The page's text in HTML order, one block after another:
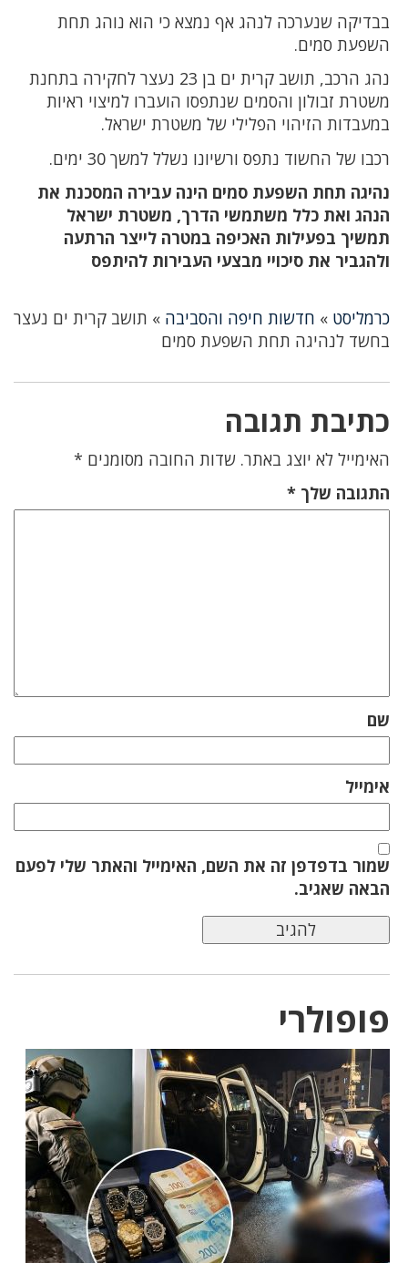
בבדיקה שנערכה לנהג אף נמצא כי הוא נוהג תחת
השפעת סמים.
נהג הרכב, תושב קרית ים בן 23 נעצר לחקירה בתחנת
משטרת זבולון והסמים שנתפסו הועברו למיצוי ראיות
במעבדות הזיהוי הפלילי של משטרת ישראל.
רכבו של החשוד נתפס ורשיונו נשלל למשך 30 ימים.
נהיגה תחת השפעת סמים הינה עבירה המסכנת את
הנהג ואת כלל משתמשי הדרך, משטרת ישראל
תמשיך בפעילות האכיפה במטרה לייצר הרתעה
ולהגביר את סיכויי מבצעי העבירות להיתפס
כרמליסט » חדשות חיפה והסביבה » תושב קרית ים נעצר
בחשד לנהיגה תחת השפעת סמים
כתיבת תגובה
האימייל לא יוצג באתר. שדות החובה מסומנים *
התגובה שלך *
שם
אימייל
שמור בדפדפן זה את השם, האימייל והאתר שלי לפעם
הבאה שאגיב.
פופולרי